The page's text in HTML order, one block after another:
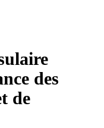
des
de